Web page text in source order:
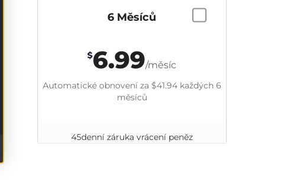
6 Měsíců
$6.99/měsíc
Automatické obnovení za $41.94každých 6
měsíců
45denní záruka vrácení peněz